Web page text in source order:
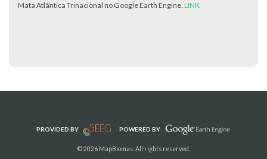
Mata Atlântica Trinacional no Google Earth Engine. LINK
PROVIDED BY POWERED BY
© 2026 MapBiomas. All rights reserved.